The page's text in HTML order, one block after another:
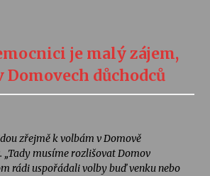
je malý zájem,
Domovech důchodců
zřejmě k volbám v Domově
„Tady musíme rozlišovat Domov
rádi uspořádali volby buď venku nebo